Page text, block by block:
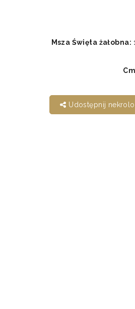
Msza Święta żałobna:
Udostępnij